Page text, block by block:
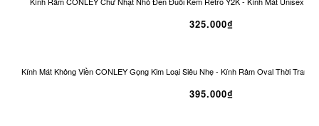
325.000₫
Kính Mát Không Viền CONLEY Gọng Kim Loại Siêu Nhẹ - Kính Râm Oval Thời Trang
395.000₫